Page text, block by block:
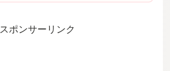
スポンサーリンク